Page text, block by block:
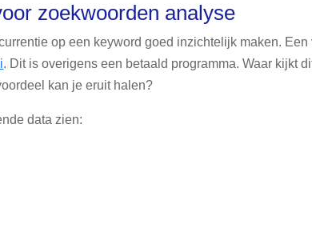
zoekwoorden analyse
op een keyword goed inzichtelijk maken. Een
. Dit is overigens een betaald programma. Waar kijkt
kan je eruit halen?
data zien: